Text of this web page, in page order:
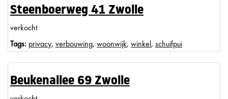
Steenboerweg 41 Zwolle
verkocht
Tags: privacy, verbouwing, woonwijk, winkel, schuifpui
Beukenallee 69 Zwolle